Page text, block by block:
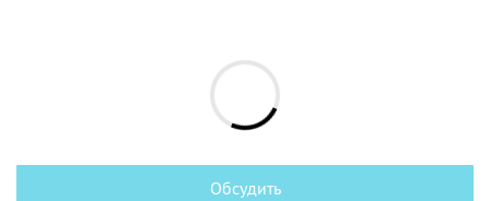
Обсудить